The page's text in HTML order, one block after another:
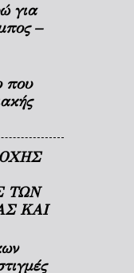
για
–
που
ΤΩΝ
ΚΑΙ